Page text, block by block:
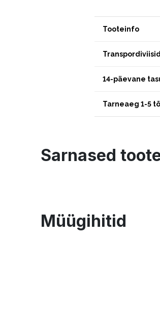
Tooteinfo
Transpordiviisid
14-päevane
Tarneaeg 1-5
Sarnased
Müügihitid